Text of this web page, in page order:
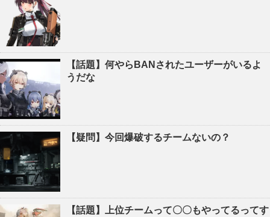
【話題】何やらBANされたユーザーがいるよ
うだな
【疑問】今回爆破するチームないの？
【話題】上位チームって〇〇もやってるってす